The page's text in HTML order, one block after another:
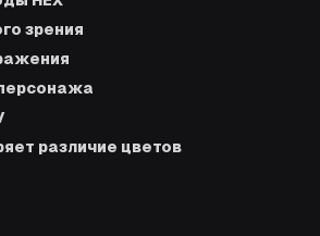
зрения
различие цветов